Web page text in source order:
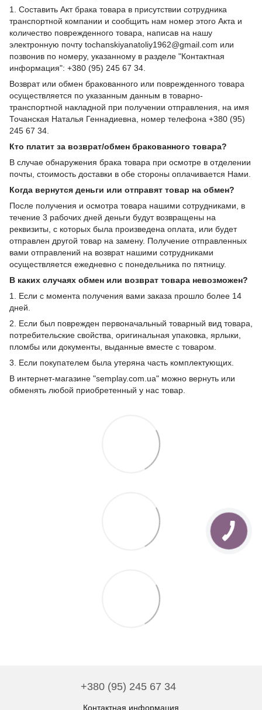
1. Составить Акт брака товара в присутствии сотрудника
транспортной компании и сообщить нам номер этого Акта и
количество поврежденного товара, написав на нашу
электронную почту tochanskiyanatoliy1962@gmail.com или
позвонив по номеру, указанному в разделе "Контактная
информация": +380 (95) 245 67 34.
Возврат или обмен бракованного или поврежденного товара
осуществляется по указанным данным в товарно-
транспортной накладной при получении отправления, на имя
Точанская Наталья Геннадиевна, номер телефона +380 (95)
245 67 34.
Кто платит за возврат/обмен бракованного товара?
В случае обнаружения брака товара при осмотре в отделении
почты, стоимость доставки в обе стороны оплачивается Нами.
Когда вернутся деньги или отправят товар на обмен?
После получения и осмотра товара нашими сотрудниками, в
течение 3 рабочих дней деньги будут возвращены на
реквизиты, с которых была произведена оплата, или будет
отправлен другой товар на замену. Получение отправленных
вами отправлений на возврат нашими сотрудниками
осуществляется ежедневно с понедельника по пятницу.
В каких случаях обмен или возврат товара невозможен?
1. Если с момента получения вами заказа прошло более 14
дней.
2. Если был поврежден первоначальный товарный вид товара,
потребительские свойства, оригинальная упаковка, ярлыки,
пломбы или документы, выданные вместе с товаром.
3. Если покупателем была утеряна часть комплектующих.
В интернет-магазине "semplay.com.ua" можно вернуть или
обменять любой приобретенный у нас товар.
+380 (95) 245 67 34
Контактная информация